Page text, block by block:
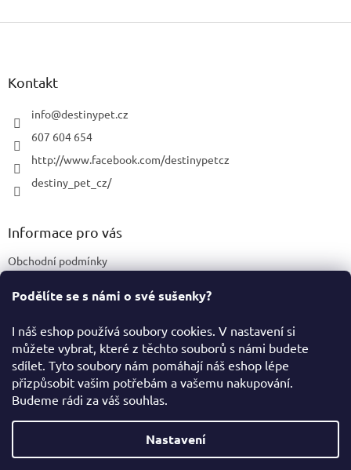
Podělíte se s námi o své sušenky?
I náš eshop používá soubory cookies. V nastavení si
můžete vybrat, které z těchto souborů s námi budete
sdílet. Tyto soubory nám pomáhají náš eshop lépe
přizpůsobit vašim potřebám a vašemu nakupování.
Budeme rádi za váš souhlas.
Nastavení
Z
Kontakt
info@destinypet.cz
607 604 654
http://www.facebook.com/destinypetcz
destiny_pet_cz/
Informace pro vás
Obchodní podmínky
Certifikace a označení produktů
Facebook